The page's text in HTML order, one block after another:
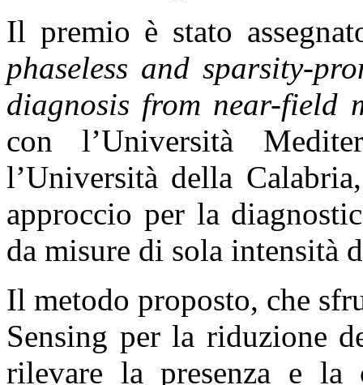
Il premio è stato
phaseless and sparsity-
diagnosis from near-field
con l’Università
l’Università della
approccio per la
da misure di sola intensità
Il metodo proposto, che
Sensing per la riduzione
rilevare la presenza e la